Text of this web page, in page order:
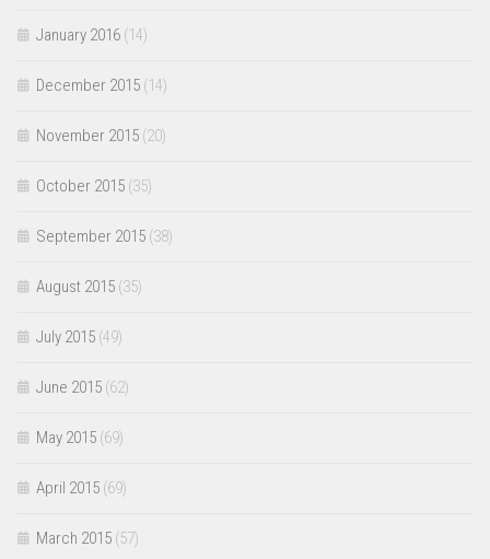
January 2016 (14)
December 2015 (14)
November 2015 (20)
October 2015 (35)
September 2015 (38)
August 2015 (35)
July 2015 (49)
June 2015 (62)
May 2015 (69)
April 2015 (69)
March 2015 (57)